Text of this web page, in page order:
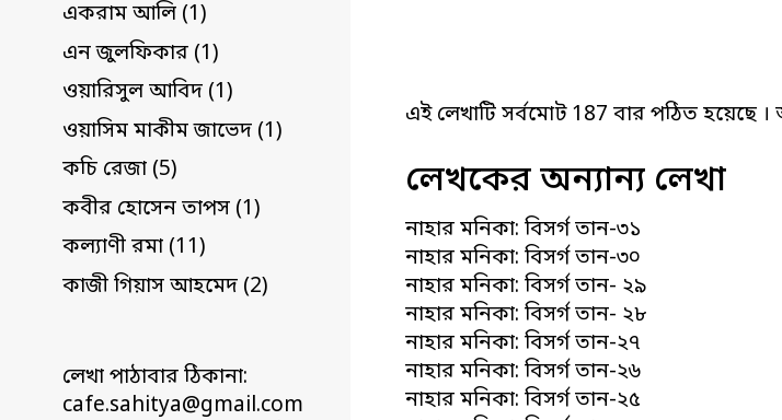
একরাম আলি (1)
এন জুলফিকার (1)
ওয়ারিসুল আবিদ (1)
ওয়াসিম মাকীম জাভেদ (1)
কচি রেজা (5)
কবীর হোসেন তাপস (1)
কল্যাণী রমা (11)
কাজী গিয়াস আহমেদ (2)
লেখা পাঠাবার ঠিকানা:
cafe.sahitya@gmail.com
এই লেখাটি সর্বমোট 187 বার পঠিত হয়েছে
লেখকের অন্যান্য লেখা
নাহার মনিকা: বিসর্গ তান-৩১
নাহার মনিকা: বিসর্গ তান-৩০
নাহার মনিকা: বিসর্গ তান- ২৯
নাহার মনিকা: বিসর্গ তান- ২৮
নাহার মনিকা: বিসর্গ তান-২৭
নাহার মনিকা: বিসর্গ তান-২৬
নাহার মনিকা: বিসর্গ তান-২৫